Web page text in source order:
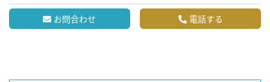
お問合わせ 電話する